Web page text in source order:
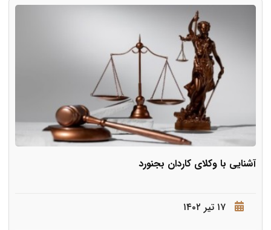
آشنایی با وکلای کاردان بجنورد
۱۷ تیر ۱۴۰۲